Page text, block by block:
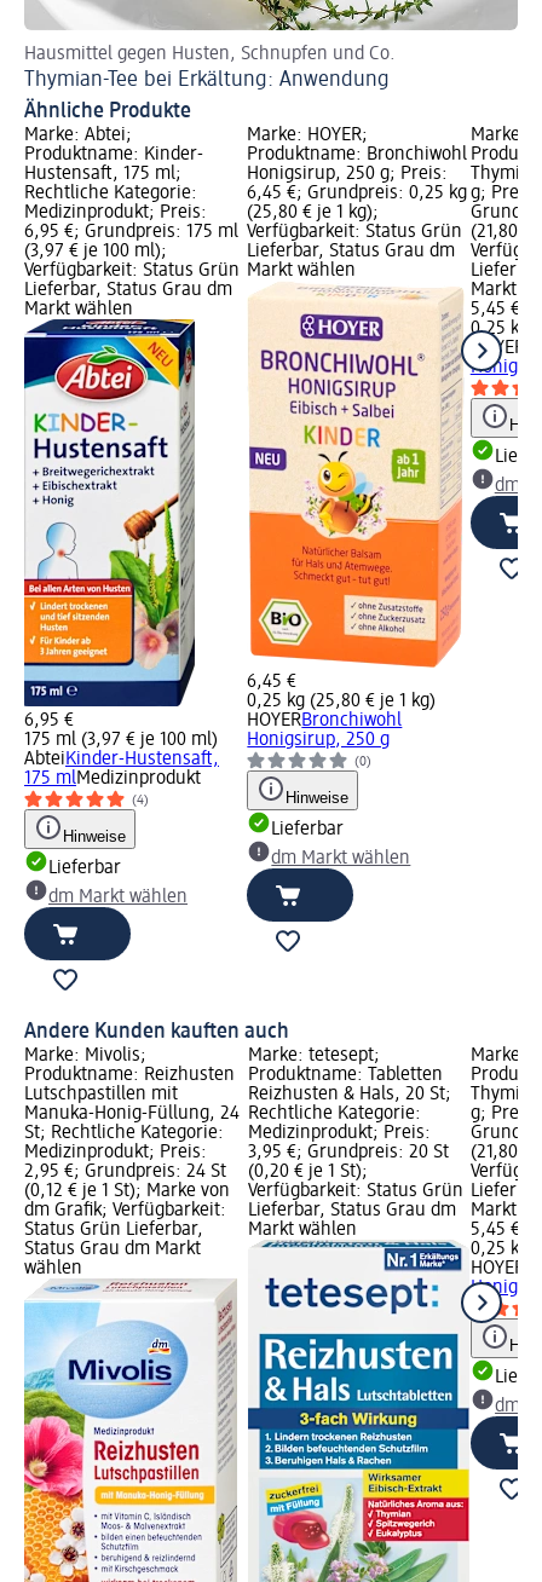
Hausmittel gegen Husten, Schnupfen und Co.
Thymian-Tee bei Erkältung: Anwendung
Ähnliche Produkte
Marke: Abtei;
Produktname: Kinder-
Hustensaft, 175 ml;
Rechtliche Kategorie:
Medizinprodukt; Preis:
6,95 €; Grundpreis: 175 ml
(3,97 € je 100 ml);
Verfügbarkeit: Status Grün
Lieferbar, Status Grau dm
Markt wählen
6,95 €
175 ml (3,97 € je 100 ml)
AbteiKinder-Hustensaft,
175 mlMedizinprodukt
(4)
Hinweise
Lieferbar
dm Markt wählen
Marke: HOYER;
Produktname: Bronchiwohl
Honigsirup, 250 g; Preis:
6,45 €; Grundpreis: 0,25 kg
(25,80 € je 1 kg);
Verfügbarkeit: Status Grün
Lieferbar, Status Grau dm
Markt wählen
6,45 €
0,25 kg (25,80 € je 1 kg)
HOYERBronchiwohl
Honigsirup, 250 g
(0)
Hinweise
Lieferbar
dm Markt wählen
Marke:
g; Preis:
(21,80 €
Markt
5,45 €
0,25 kg
HOYER
dm
Andere Kunden kauften auch
Marke: Mivolis;
Produktname: Reizhusten
Lutschpastillen mit
Manuka-Honig-Füllung, 24
St; Rechtliche Kategorie:
Medizinprodukt; Preis:
2,95 €; Grundpreis: 24 St
(0,12 € je 1 St); Marke von
dm Grafik; Verfügbarkeit:
Status Grün Lieferbar,
Status Grau dm Markt
wählen
Marke: tetesept;
Produktname: Tabletten
Reizhusten & Hals, 20 St;
Rechtliche Kategorie:
Medizinprodukt; Preis:
3,95 €; Grundpreis: 20 St
(0,20 € je 1 St);
Verfügbarkeit: Status Grün
Lieferbar, Status Grau dm
Markt wählen
Marke:
g;
(21,80 €
Markt
5,45 €
0,25 kg
HOYER
dm